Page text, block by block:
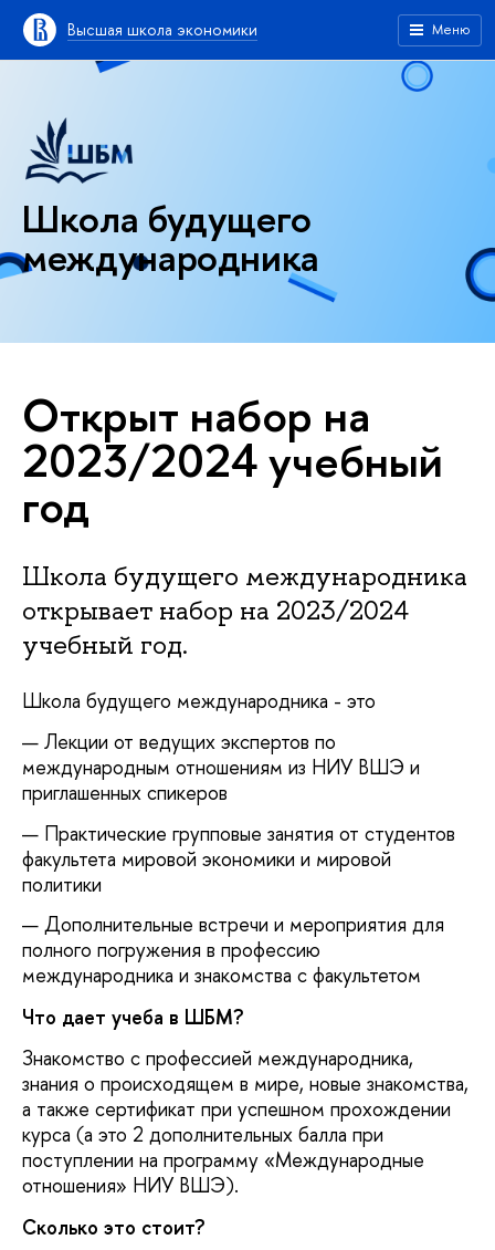
Высшая школа экономики Меню
Школа будущего
международника
Открыт набор на
2023/2024 учебный
год
Школа будущего международника
открывает набор на 2023/2024
учебный год.
Школа будущего международника - это
Лекции от ведущих экспертов по
международным отношениям из НИУ ВШЭ и
приглашенных спикеров
Практические групповые занятия от студентов
факультета мировой экономики и мировой
политики
Дополнительные встречи и мероприятия для
полного погружения в профессию
международника и знакомства с факультетом
Что дает учеба в ШБМ?
Знакомство с профессией международника,
знания о происходящем в мире, новые знакомства,
а также сертификат при успешном прохождении
курса (а это 2 дополнительных балла при
поступлении на программу «Международные
отношения» НИУ ВШЭ).
Сколько это стоит?